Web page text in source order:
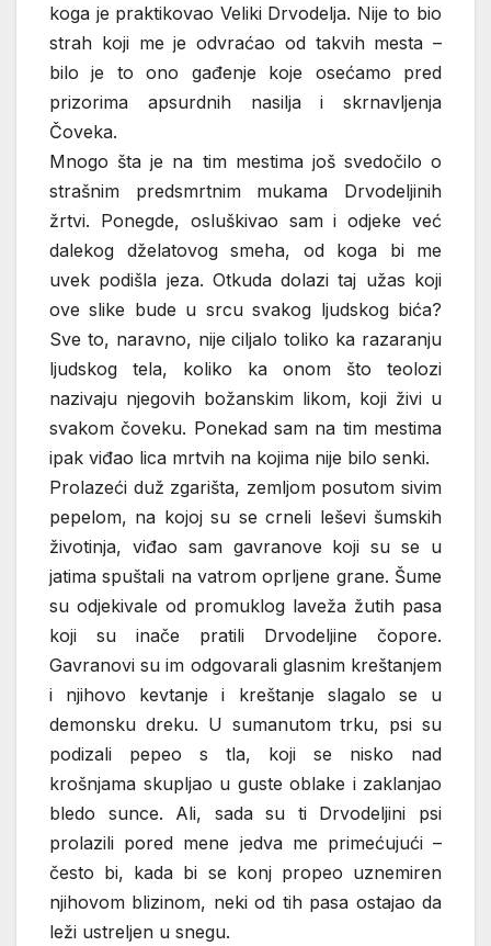
koga je praktikovao Veliki Drvodelja. Nije to bio
strah koji me je odvraćao od takvih mesta –
bilo je to ono gađenje koje osećamo pred
prizorima apsurdnih nasilja i skrnavljenja
Čoveka.
Mnogo šta je na tim mestima još svedočilo o
strašnim predsmrtnim mukama Drvodeljinih
žrtvi. Ponegde, osluškivao sam i odjeke već
dalekog dželatovog smeha, od koga bi me
uvek podišla jeza. Otkuda dolazi taj užas koji
ove slike bude u srcu svakog ljudskog bića?
Sve to, naravno, nije ciljalo toliko ka razaranju
ljudskog tela, koliko ka onom što teolozi
nazivaju njegovih božanskim likom, koji živi u
svakom čoveku. Ponekad sam na tim mestima
ipak viđao lica mrtvih na kojima nije bilo senki.
Prolazeći duž zgarišta, zemljom posutom sivim
pepelom, na kojoj su se crneli leševi šumskih
životinja, viđao sam gavranove koji su se u
jatima spuštali na vatrom oprljene grane. Šume
su odjekivale od promuklog laveža žutih pasa
koji su inače pratili Drvodeljine čopore.
Gavranovi su im odgovarali glasnim kreštanjem
i njihovo kevtanje i kreštanje slagalo se u
demonsku dreku. U sumanutom trku, psi su
podizali pepeo s tla, koji se nisko nad
krošnjama skupljao u guste oblake i zaklanjao
bledo sunce. Ali, sada su ti Drvodeljini psi
prolazili pored mene jedva me primećujući –
često bi, kada bi se konj propeo uznemiren
njihovom blizinom, neki od tih pasa ostajao da
leži ustreljen u snegu.